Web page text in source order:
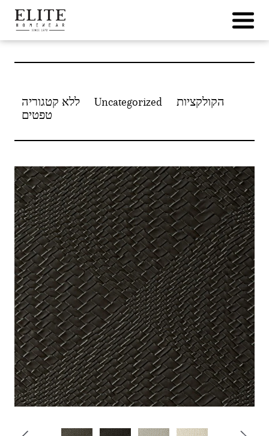
content
ללא קטגוריה Uncategorized
הקולקציות
טפטים